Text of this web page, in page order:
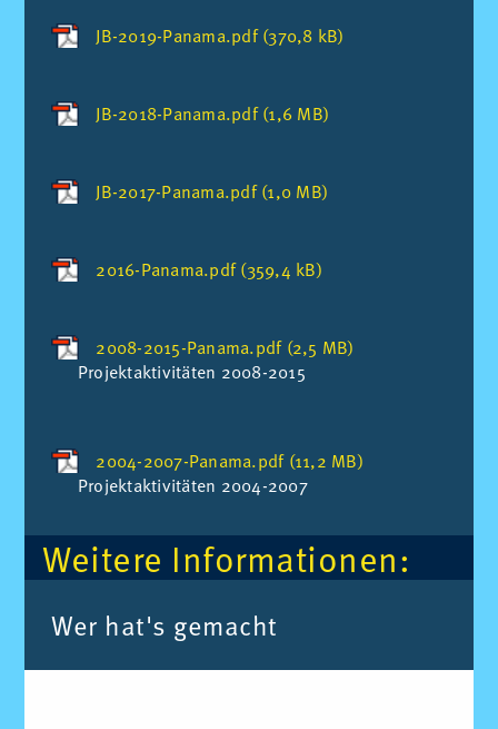
JB-2019-Panama.pdf (370,8 kB)
JB-2018-Panama.pdf (1,6 MB)
JB-2017-Panama.pdf (1,0 MB)
2016-Panama.pdf (359,4 kB)
2008-2015-Panama.pdf (2,5 MB)
Pro­jek­t­ak­ti­vi­tä­ten 2008-2015
2004-2007-Panama.pdf (11,2 MB)
Pro­jek­t­ak­ti­vi­tä­ten 2004-2007
Wei­te­re In­for­ma­tio­nen:
Wer ha­t's ge­macht